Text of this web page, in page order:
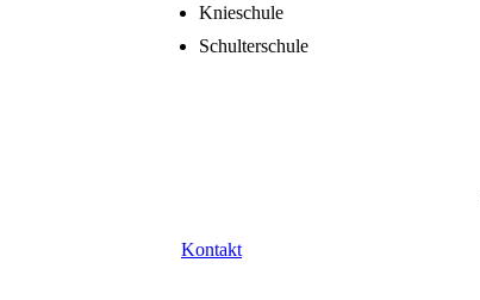
Knieschule
Schulterschule
Kontakt